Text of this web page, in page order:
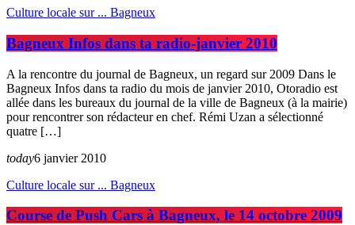
Culture locale sur ... Bagneux
Bagneux Infos dans ta radio-janvier 2010
A la rencontre du journal de Bagneux, un regard sur 2009 Dans le
Bagneux Infos dans ta radio du mois de janvier 2010, Otoradio est
allée dans les bureaux du journal de la ville de Bagneux (à la mairie)
pour rencontrer son rédacteur en chef. Rémi Uzan a sélectionné
quatre […]
today6 janvier 2010
Culture locale sur ... Bagneux
Course de Push Cars à Bagneux, le 14 octobre 2009